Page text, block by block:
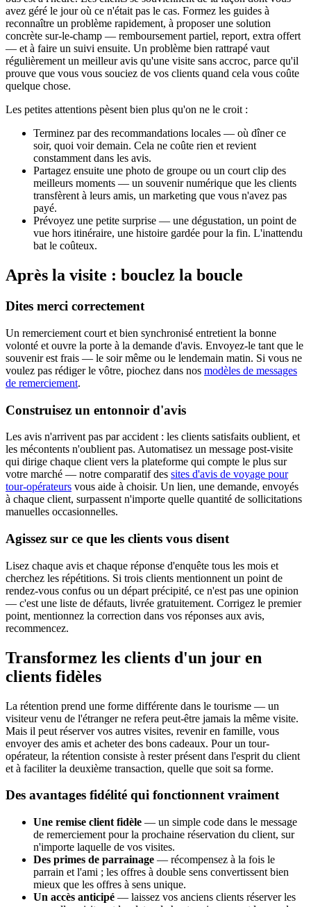
avez géré le jour où ce n'était pas le cas. Formez les guides à
reconnaître un problème rapidement, à proposer une solution
concrète sur-le-champ — remboursement partiel, report, extra offert
— et à faire un suivi ensuite. Un problème bien rattrapé vaut
régulièrement un meilleur avis qu'une visite sans accroc, parce qu'il
prouve que vous vous souciez de vos clients quand cela vous coûte
quelque chose.
Les petites attentions pèsent bien plus qu'on ne le croit :
Terminez par des recommandations locales — où dîner ce
soir, quoi voir demain. Cela ne coûte rien et revient
constamment dans les avis.
Partagez ensuite une photo de groupe ou un court clip des
meilleurs moments — un souvenir numérique que les clients
transfèrent à leurs amis, un marketing que vous n'avez pas
payé.
Prévoyez une petite surprise — une dégustation, un point de
vue hors itinéraire, une histoire gardée pour la fin. L'inattendu
bat le coûteux.
Après la visite : bouclez la boucle
Dites merci correctement
Un remerciement court et bien synchronisé entretient la bonne
volonté et ouvre la porte à la demande d'avis. Envoyez-le tant que le
souvenir est frais — le soir même ou le lendemain matin. Si vous ne
voulez pas rédiger le vôtre, piochez dans nos modèles de messages
de remerciement.
Construisez un entonnoir d'avis
Les avis n'arrivent pas par accident : les clients satisfaits oublient, et
les mécontents n'oublient pas. Automatisez un message post-visite
qui dirige chaque client vers la plateforme qui compte le plus sur
votre marché — notre comparatif des sites d'avis de voyage pour
tour-opérateurs vous aide à choisir. Un lien, une demande, envoyés
à chaque client, surpassent n'importe quelle quantité de sollicitations
manuelles occasionnelles.
Agissez sur ce que les clients vous disent
Lisez chaque avis et chaque réponse d'enquête tous les mois et
cherchez les répétitions. Si trois clients mentionnent un point de
rendez-vous confus ou un départ précipité, ce n'est pas une opinion
— c'est une liste de défauts, livrée gratuitement. Corrigez le premier
point, mentionnez la correction dans vos réponses aux avis,
recommencez.
Transformez les clients d'un jour en
clients fidèles
La rétention prend une forme différente dans le tourisme — un
visiteur venu de l'étranger ne refera peut-être jamais la même visite.
Mais il peut réserver vos autres visites, revenir en famille, vous
envoyer des amis et acheter des bons cadeaux. Pour un tour-
opérateur, la rétention consiste à rester présent dans l'esprit du client
et à faciliter la deuxième transaction, quelle que soit sa forme.
Des avantages fidélité qui fonctionnent vraiment
Une remise client fidèle — un simple code dans le message
de remerciement pour la prochaine réservation du client, sur
n'importe laquelle de vos visites.
Des primes de parrainage — récompensez à la fois le
parrain et l'ami ; les offres à double sens convertissent bien
mieux que les offres à sens unique.
Un accès anticipé — laissez vos anciens clients réserver les